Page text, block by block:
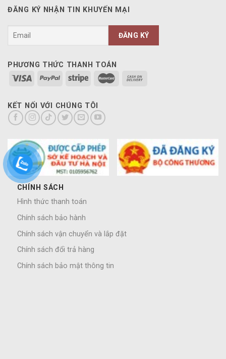
ĐĂNG KÝ NHẬN TIN KHUYẾN MẠI
PHƯƠNG THỨC THANH TOÁN
KẾT NỐI VỚI CHÚNG TÔI
CHÍNH SÁCH
Hình thức thanh toán
Chính sách bảo hành
Chính sách vận chuyển và lắp đặt
Chính sách đổi trả hàng
Chính sách bảo mật thông tin